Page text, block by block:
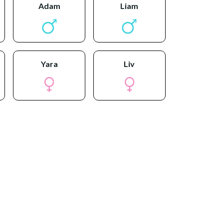
adam liam
yara liv